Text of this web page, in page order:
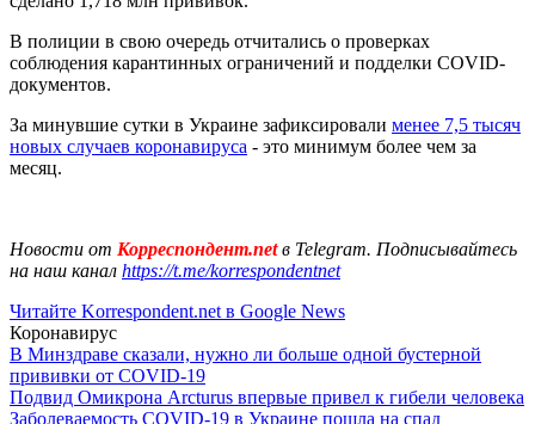
В полиции в свою очередь отчитались о проверках
соблюдения карантинных ограничений и подделки COVID-
документов.
За минувшие сутки в Украине зафиксировали менее 7,5 тысяч
новых случаев коронавируса - это минимум более чем за
месяц.
Новости от Корреспондент.netв Telegram. Подписывайтесь
на наш канал https://t.me/korrespondentnet
Читайте Korrespondent.net в Google News
Коронавирус
В Минздраве сказали, нужно ли больше одной бустерной
прививки от COVID-19
Подвид Омикрона Arcturus впервые привел к гибели человека
Заболеваемость COVID-19 в Украине пошла на спад